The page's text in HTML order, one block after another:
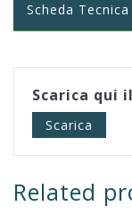
Scheda Tecnica
Scarica qui
Scarica
Related